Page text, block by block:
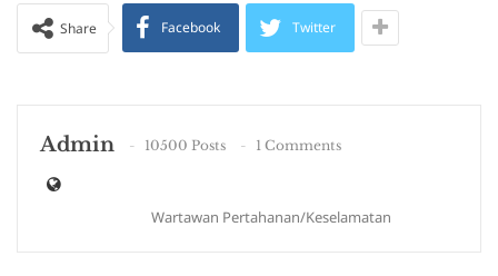
Share Facebook Twitter
Admin 10500 Posts 1 Comments
Wartawan Pertahanan/Keselamatan